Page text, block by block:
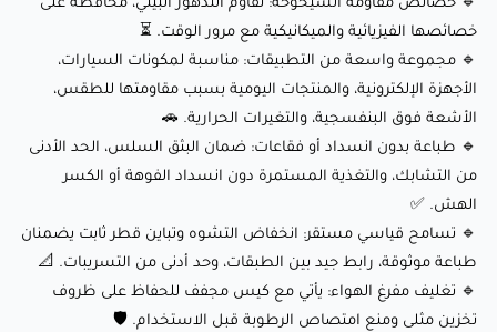
🌡️ درجة حرارة الفوهة: 250-280°C
🛌درجة حرارة سطح الطباعة: 95-110°C (اختياري؛ يعمل بشكل جيد
على أسرة غير مُسخّنة باستخدام شريط لاصق أزرق أو غراء)
💨 سرعة المروحة: 0%-30% (التبريد المحدود يحسن رابط الطبقات
وجودة السطح)
🏃‍♂️ سرعة الطباعة: حتى 250 ملم/ثانية (تُوصى السرعات البطيئة
للحصول على تفاصيل وقوة أفضل)
⭕ حجم الفوهة: 0.4 ملم (فوهة قياسية موصى بها للحصول على
🔹 خصائص مقاومة الشيخوخة: تقاوم التدهور البيئي، محافظة على
خصائصها الفيزيائية والميكانيكية مع مرور الوقت. ⏳
🔹 مجموعة واسعة من التطبيقات: مناسبة لمكونات السيارات،
الأجهزة الإلكترونية، والمنتجات اليومية بسبب مقاومتها للطقس،
الأشعة فوق البنفسجية، والتغيرات الحرارية. 🚗
🔹 طباعة بدون انسداد أو فقاعات: ضمان البثق السلس، الحد الأدنى
من التشابك، والتغذية المستمرة دون انسداد الفوهة أو الكسر
الهش. ✅
🔹 تسامح قياسي مستقر: انخفاض التشوه وتباين قطر ثابت يضمنان
طباعة موثوقة، رابط جيد بين الطبقات، وحد أدنى من التسريبات. 📐
🔹 تغليف مفرغ الهواء: يأتي مع كيس مجفف للحفاظ على ظروف
تخزين مثلى ومنع امتصاص الرطوبة قبل الاستخدام. 🛡️